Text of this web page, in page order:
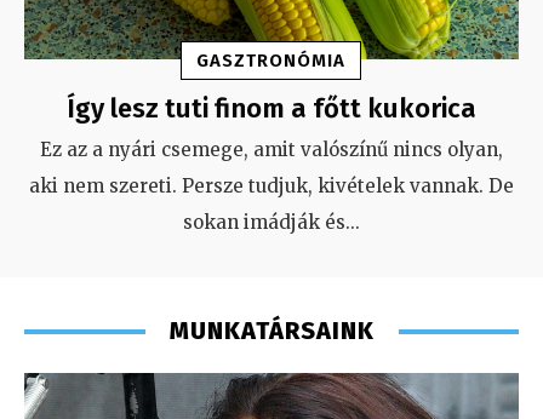
GASZTRONÓMIA
Így lesz tuti finom a főtt kukorica
Ez az a nyári csemege, amit valószínű nincs olyan,
aki nem szereti. Persze tudjuk, kivételek vannak. De
sokan imádják és...
MUNKATÁRSAINK